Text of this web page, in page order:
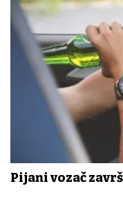
Pijani vozač